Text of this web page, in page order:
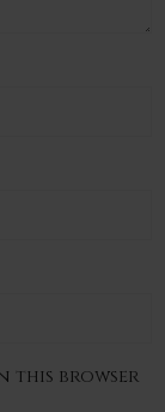
this browser